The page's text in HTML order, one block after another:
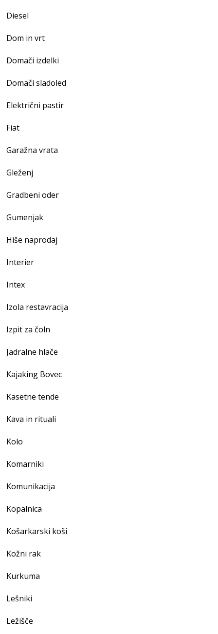
Diesel
Dom in vrt
Domači izdelki
Domači sladoled
Električni pastir
Fiat
Garažna vrata
Gleženj
Gradbeni oder
Gumenjak
Hiše naprodaj
Interier
Intex
Izola restavracija
Izpit za čoln
Jadralne hlače
Kajaking Bovec
Kasetne tende
Kava in rituali
Kolo
Komarniki
Komunikacija
Kopalnica
Košarkarski koši
Kožni rak
Kurkuma
Lešniki
Ležišče